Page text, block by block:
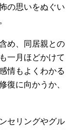
の思いをぬぐい
め、同居親との
一月ほどかけて
情もよくわかる
復に向かうか、
セリングやグル